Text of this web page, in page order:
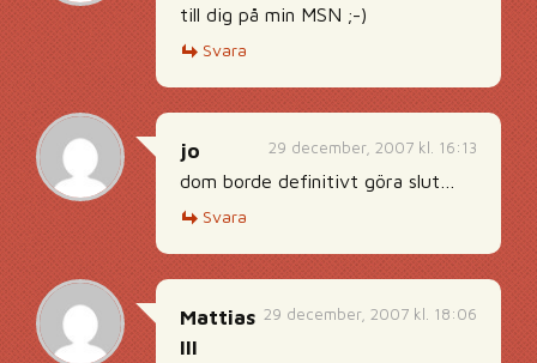
till dig på min MSN ;-)
Svara
29 december, 2007 kl. 16:13
jo
dom borde definitivt göra slut…
Svara
29 december, 2007 kl. 18:06
Mattias
III